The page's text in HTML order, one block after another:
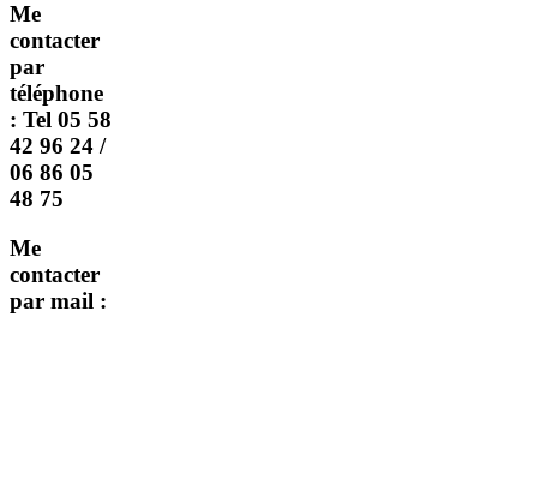
Me
contacter
par
téléphone
: Tel 05 58
42 96 24 /
06 86 05
48 75
Me
contacter
par mail :